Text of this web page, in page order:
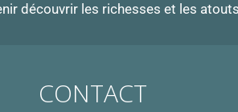
découvrir les richesses et les
CONTACT